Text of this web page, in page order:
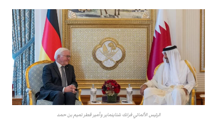
الرئيس الألماني فرانك شتاينماير وأمير قطر تميم بن حمد